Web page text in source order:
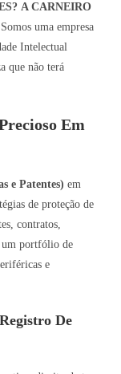
A CARNEIRO
uma empresa
Intelectual
que não terá
Em
e Patentes) em
de proteção de
contratos,
um portfólio de
e
De